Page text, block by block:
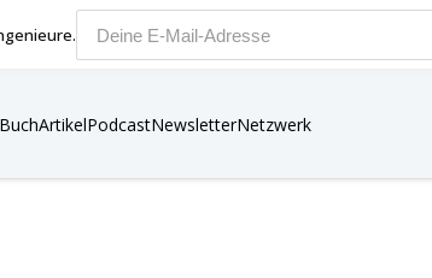
BuchArtikelPodcastNewsletterNetzwerk
E-Mail-Adresse